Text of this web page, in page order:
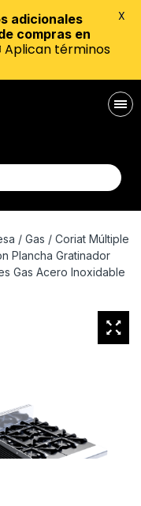
/ Gas / Coriat Múltiple
Plancha Gratinador
Gas Acero Inoxidable
adicionales
compras en
Aplican términos
X